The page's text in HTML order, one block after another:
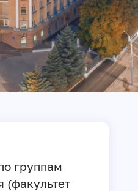
группам
(факультет